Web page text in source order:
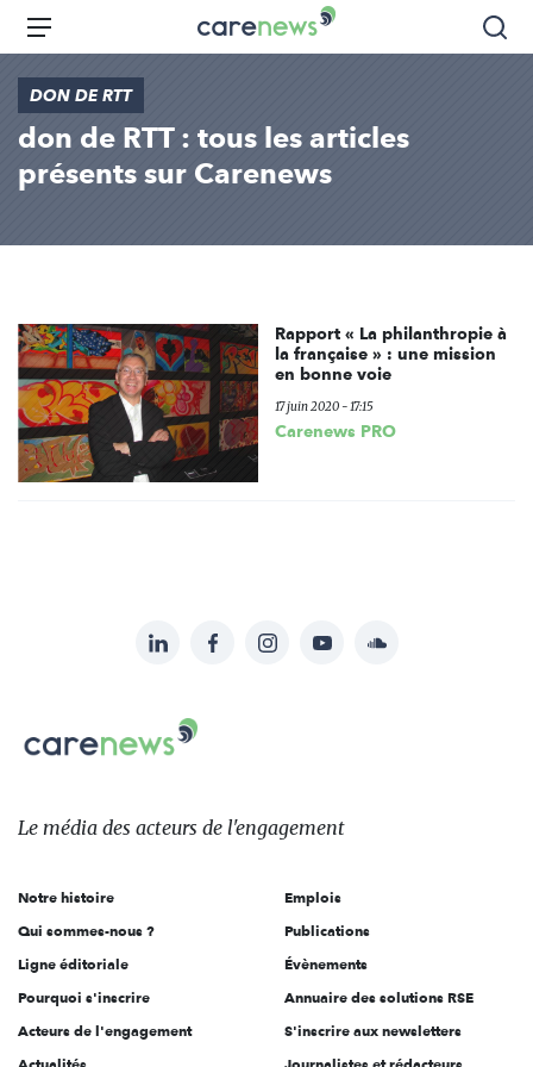
Aller
principal
Carenews,
Le
acteurs
de
l'engagement
Menu
DON DE RTT
don de RTT : tous les articles
présents sur Carenews
Rapport « La philanthropie à
la française » : une mission
en bonne voie
17 juin 2020 - 17:15
Carenews PRO
sur:
LinkedInFacebookInstagramYouTubeSoundcloud
Carenews,
Le
des
l'engagement
Le média des acteurs de l'engagement
Notre histoire
Qui sommes-nous ?
Ligne éditoriale
Pourquoi s'inscrire
Acteurs de l'engagement
Emplois
Publications
Évènements
Annuaire des solutions RSE
S'inscrire aux newsletters